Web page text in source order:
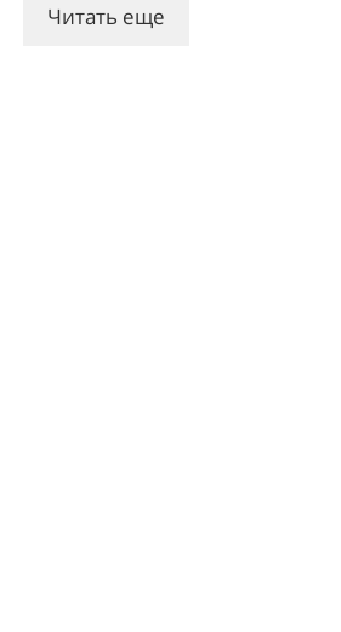
Читать еще